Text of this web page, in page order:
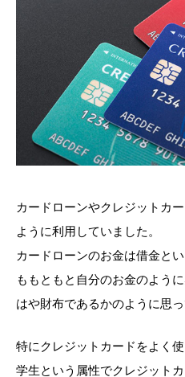
カードローンやクレジットカ
ように利用していました。
カードローンのお金は借金と
ももともと自分のお金のよう
はや財布であるかのように思っ
特にクレジットカードをよく使
学生という属性でクレジット